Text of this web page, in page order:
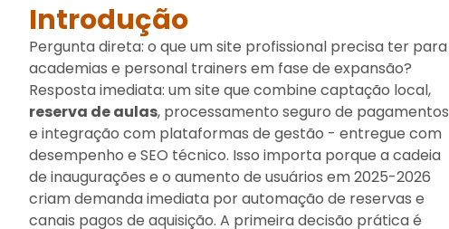
Introdução
Pergunta direta: o que um site profissional precisa ter para
academias e personal trainers em fase de expansão?
Resposta imediata: um site que combine captação local,
reserva de aulas, processamento seguro de pagamentos
e integração com plataformas de gestão - entregue com
desempenho e SEO técnico. Isso importa porque a cadeia
de inaugurações e o aumento de usuários em 2025-2026
criam demanda imediata por automação de reservas e
canais pagos de aquisição. A primeira decisão prática é